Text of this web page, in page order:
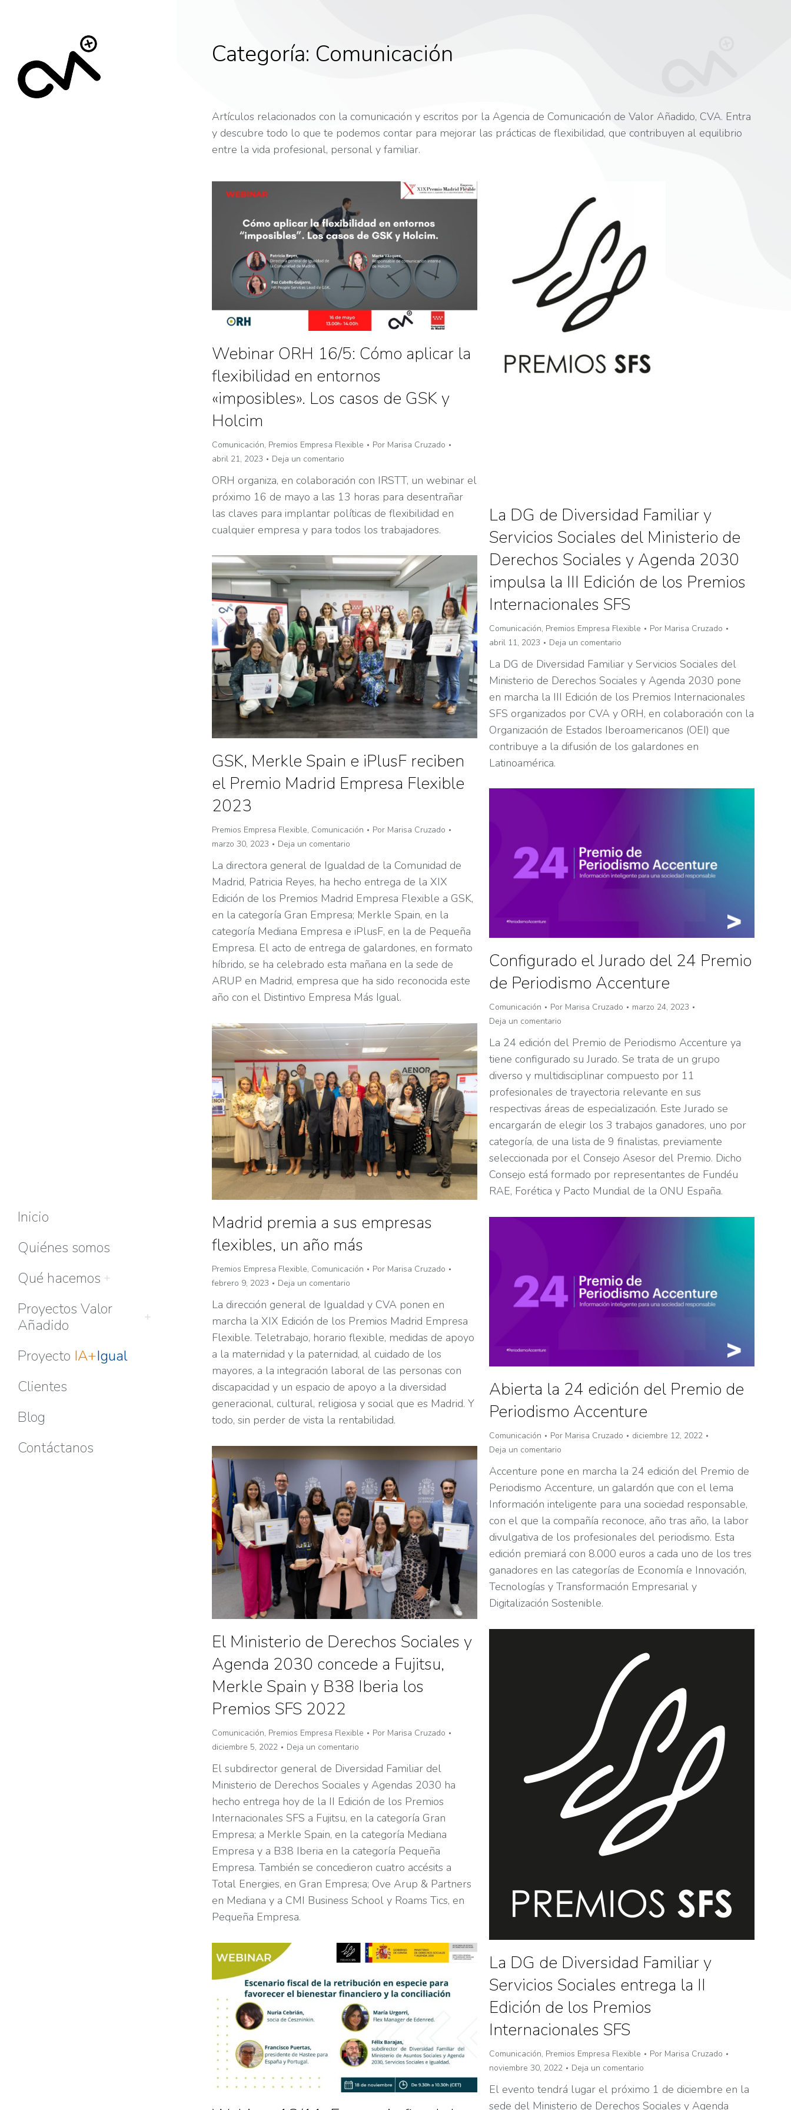
Inicio
Quiénes somos
Qué hacemos
Proyectos Valor
Añadido
Proyecto IA+Igual
Clientes
Blog
Contáctanos
Categoría: Comunicación
Artículos relacionados con la comunicación y escritos por la Agencia de Comunicación de Valor Añadido, CVA. Entra
y descubre todo lo que te podemos contar para mejorar las prácticas de flexibilidad, que contribuyen al equilibrio
entre la vida profesional, personal y familiar.
Webinar ORH 16/5: Cómo aplicar la
flexibilidad en entornos
«imposibles». Los casos de GSK y
Holcim
Comunicación, Premios Empresa Flexible Por Marisa Cruzado
abril 21, 2023
Deja un comentario
ORH organiza, en colaboración con IRSTT, un webinar el
próximo 16 de mayo a las 13 horas para desentrañar
las claves para implantar políticas de flexibilidad en
cualquier empresa y para todos los trabajadores.
La DG de Diversidad Familiar y
Servicios Sociales del Ministerio de
Derechos Sociales y Agenda 2030
impulsa la III Edición de los Premios
Internacionales SFS
Comunicación, Premios Empresa Flexible Por Marisa Cruzado
abril 11, 2023
Deja un comentario
La DG de Diversidad Familiar y Servicios Sociales del
Ministerio de Derechos Sociales y Agenda 2030 pone
en marcha la III Edición de los Premios Internacionales
SFS organizados por CVA y ORH, en colaboración con la
Organización de Estados Iberoamericanos (OEI) que
contribuye a la difusión de los galardones en
Latinoamérica.
GSK, Merkle Spain e iPlusF reciben
el Premio Madrid Empresa Flexible
2023
Premios Empresa Flexible, Comunicación Por Marisa Cruzado
marzo 30, 2023
Deja un comentario
La directora general de Igualdad de la Comunidad de
Madrid, Patricia Reyes, ha hecho entrega de la XIX
Edición de los Premios Madrid Empresa Flexible a GSK,
en la categoría Gran Empresa; Merkle Spain, en la
categoría Mediana Empresa e iPlusF, en la de Pequeña
Empresa. El acto de entrega de galardones, en formato
híbrido, se ha celebrado esta mañana en la sede de
ARUP en Madrid, empresa que ha sido reconocida este
año con el Distintivo Empresa Más Igual.
Configurado el Jurado del 24 Premio
de Periodismo Accenture
Comunicación Por Marisa Cruzado
marzo 24, 2023
Deja un comentario
La 24 edición del Premio de Periodismo Accenture ya
tiene configurado su Jurado. Se trata de un grupo
diverso y multidisciplinar compuesto por 11
profesionales de trayectoria relevante en sus
respectivas áreas de especialización. Este Jurado se
encargarán de elegir los 3 trabajos ganadores, uno por
categoría, de una lista de 9 finalistas, previamente
seleccionada por el Consejo Asesor del Premio. Dicho
Consejo está formado por representantes de Fundéu
RAE, Forética y Pacto Mundial de la ONU España.
Madrid premia a sus empresas
flexibles, un año más
Premios Empresa Flexible, Comunicación Por Marisa Cruzado
febrero 9, 2023
Deja un comentario
La dirección general de Igualdad y CVA ponen en
marcha la XIX Edición de los Premios Madrid Empresa
Flexible. Teletrabajo, horario flexible, medidas de apoyo
a la maternidad y la paternidad, al cuidado de los
mayores, a la integración laboral de las personas con
discapacidad y un espacio de apoyo a la diversidad
generacional, cultural, religiosa y social que es Madrid. Y
todo, sin perder de vista la rentabilidad.
Abierta la 24 edición del Premio de
Periodismo Accenture
Comunicación Por Marisa Cruzado
diciembre 12, 2022
Deja un comentario
Accenture pone en marcha la 24 edición del Premio de
Periodismo Accenture, un galardón que con el lema
Información inteligente para una sociedad responsable,
con el que la compañía reconoce, año tras año, la labor
divulgativa de los profesionales del periodismo. Esta
edición premiará con 8.000 euros a cada uno de los tres
ganadores en las categorías de Economía e Innovación,
Tecnologías y Transformación Empresarial y
Digitalización Sostenible.
El Ministerio de Derechos Sociales y
Agenda 2030 concede a Fujitsu,
Merkle Spain y B38 Iberia los
Premios SFS 2022
Comunicación, Premios Empresa Flexible Por Marisa Cruzado
diciembre 5, 2022
Deja un comentario
El subdirector general de Diversidad Familiar del
Ministerio de Derechos Sociales y Agendas 2030 ha
hecho entrega hoy de la II Edición de los Premios
Internacionales SFS a Fujitsu, en la categoría Gran
Empresa; a Merkle Spain, en la categoría Mediana
Empresa y a B38 Iberia en la categoría Pequeña
Empresa. También se concedieron cuatro accésits a
Total Energies, en Gran Empresa; Ove Arup & Partners
en Mediana y a CMI Business School y Roams Tics, en
Pequeña Empresa.
La DG de Diversidad Familiar y
Servicios Sociales entrega la II
Edición de los Premios
Internacionales SFS
Comunicación, Premios Empresa Flexible Por Marisa Cruzado
noviembre 30, 2022
Deja un comentario
El evento tendrá lugar el próximo 1 de diciembre en la
sede del Ministerio de Derechos Sociales y Agenda